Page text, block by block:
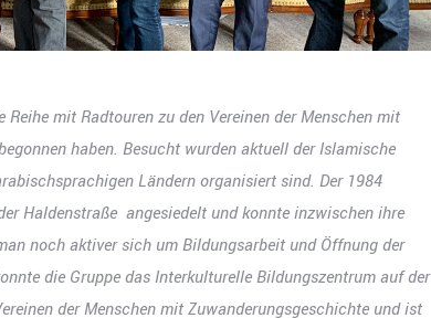
mit Radtouren zu den Vereinen der Menschen mit
haben. Besucht wurden aktuell der Islamische
Ländern organisiert sind. Der 1984
Haldenstraße angesiedelt und konnte inzwischen ihre
noch aktiver sich um Bildungsarbeit und Öffnung der
die Gruppe das Interkulturelle Bildungszentrum auf der
der Menschen mit Zuwanderungsgeschichte und ist